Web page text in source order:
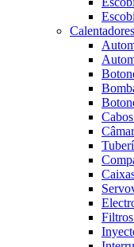
Calentadores